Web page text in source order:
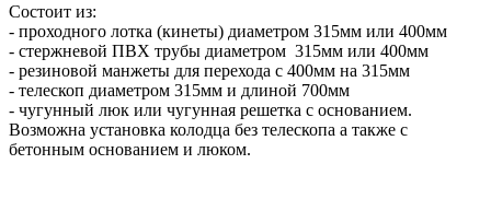
Состоит из:
- проходного лотка (кинеты) диаметром 315мм или 400мм
- стержневой ПВХ трубы диаметром 315мм или 400мм
- резиновой манжеты для перехода с 400мм на 315мм
- телескоп диаметром 315мм и длиной 700мм
- чугунный люк или чугунная решетка с основанием.
Возможна установка колодца без телескопа а также с
бетонным основанием и люком.